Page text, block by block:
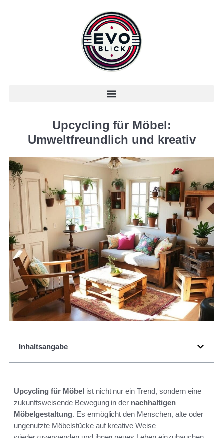
Upcycling für Möbel:
Umweltfreundlich und kreativ
Inhaltsangabe
Upcycling für Möbel ist nicht nur ein Trend, sondern eine
zukunftsweisende Bewegung in der nachhaltigen
Möbelgestaltung. Es ermöglicht den Menschen, alte oder
ungenutzte Möbelstücke auf kreative Weise